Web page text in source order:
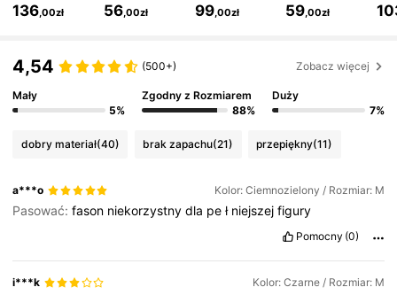
767K Obserwujący
767K Obserwujący
4,64 767K Obserwujący
136 ,00zł 56 ,00zł 99,00zł 59 ,00zł
4,54 (500+) Zobacz więcej
Mały
5%
Zgodny z Rozmiarem
88%
Duży
7%
dobry materiał(40) brak zapachu(21) przepiękny(11)
a***o Kolor: Ciemnozielony / Rozmiar: M
Pasować:fason niekorzystnydla peł niejszejfigury
Pomocny (0)
i***k Kolor: Czarne / Rozmiar: M